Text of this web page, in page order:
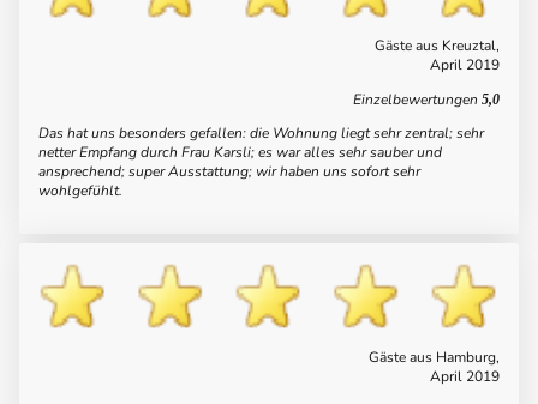
Gäste aus Kreuztal,
April 2019
Einzelbewertungen 5,0
Das hat uns besonders gefallen: die Wohnung liegt sehr zentral; sehr
netter Empfang durch Frau Karsli; es war alles sehr sauber und
ansprechend; super Ausstattung; wir haben uns sofort sehr
wohlgefühlt.
Gäste aus Hamburg,
April 2019